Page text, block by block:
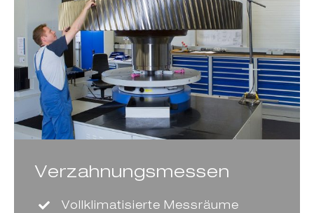
Messen
Wir messen Präzision – auch
aus Kundenfertigung!
Verzahnungsmessen
Vollklimatisierte Messräume